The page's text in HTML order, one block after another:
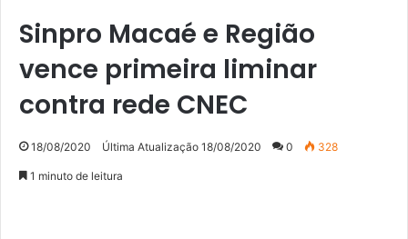
Sinpro Macaé e Região
vence primeira liminar
contra rede CNEC
18/08/2020 Última Atualização 18/08/2020 0 328
1 minuto de leitura